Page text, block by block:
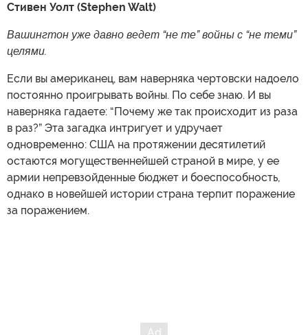
Стивен Уолт (Stephen Walt)
Вашингтон уже давно ведет “не те” войны с “не теми”
целями.
Если вы американец, вам наверняка чертовски надоело
постоянно проигрывать войны. По себе знаю. И вы
наверняка гадаете: “Почему же так происходит из раза
в раз?” Эта загадка интригует и удручает
одновременно: США на протяжении десятилетий
остаются могущественнейшей страной в мире, у ее
армии непревзойденные бюджет и боеспособность,
однако в новейшей истории страна терпит поражение
за поражением.